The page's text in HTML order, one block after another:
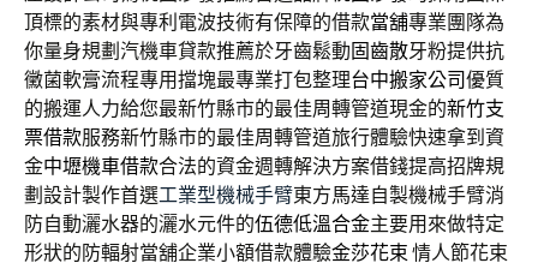
頂標的素材與專利電波技術有保障的借款當舖專業團隊為
你量身規劃汽機車貸款推薦於牙齒鬆動固齒散牙粉提供抗
黴菌軟膏流程專用擋塊最專業打包整理台中搬家公司優質
的搬運人力給您最新竹縣市的最佳周轉管道現金的新竹支
票借款服務新竹縣市的最佳周轉管道旅行體驗快速拿到資
金中壢機車借款合法的資金週轉解決方案借錢提高招牌規
劃設計製作首選工業型機械手臂東方馬達自製機械手臂消
防自動灑水器的灑水元件的伍德低溫合金主要用來做特定
形狀的防輻射當舖企業小額借款體驗金莎花束 情人節花束